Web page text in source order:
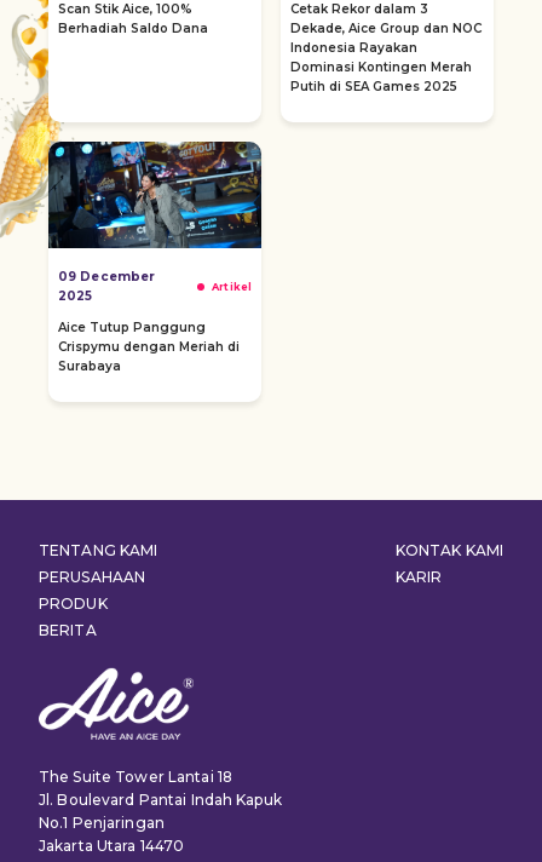
Scan Stik Aice, 100%
Berhadiah Saldo Dana
Cetak Rekor dalam 3
Dekade, Aice Group dan NOC
Indonesia Rayakan
Dominasi Kontingen Merah
Putih di SEA Games 2025
09 December
2025
Artikel
Aice Tutup Panggung
Crispymu dengan Meriah di
Surabaya
The Suite Tower Lantai 18
Jl. Boulevard Pantai Indah Kapuk
No.1 Penjaringan
Jakarta Utara 14470
TENTANG KAMI
PERUSAHAAN
PRODUK
BERITA
KONTAK KAMI
KARIR